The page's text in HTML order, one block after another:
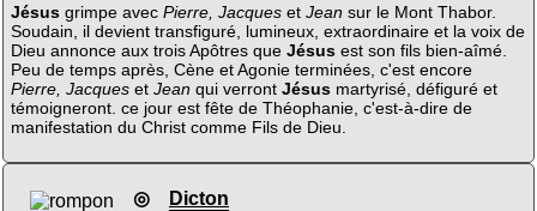
Jésusgrimpe avec Pierre, Jacqueset Jean sur le Mont Thabor.
Soudain, il devient transfiguré, lumineux, extraordinaire et la voix de
Dieu annonce aux trois Apôtres que Jésusest son fils bien-aîmé.
Peu de temps après, Cène et Agonie terminées, c'est encore
Pierre, Jacqueset Jean qui verront Jésusmartyrisé, défiguré et
témoigneront. ce jour est fête de Théophanie, c'est-à-dire de
manifestation du Christ comme Fils de Dieu.
◎ Dicton